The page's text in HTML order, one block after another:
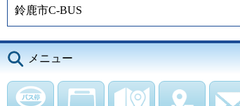
鈴鹿市C-BUS
メニュー